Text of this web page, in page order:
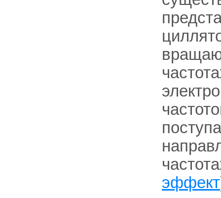
эффект